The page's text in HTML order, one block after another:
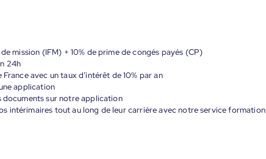
mission (IFM) + 10% de prime de congés payés (CP)
24h
France avec un taux d’intérêt de 10% par an
application
documents sur notre application
intérimaires tout au long de leur carrière avec notre service formation